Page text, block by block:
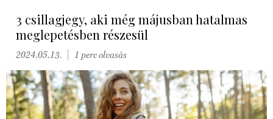
3 csillagjegy, aki még májusban hatalmas
meglepetésben részesül
2024.05.13. 1 perc olvasás